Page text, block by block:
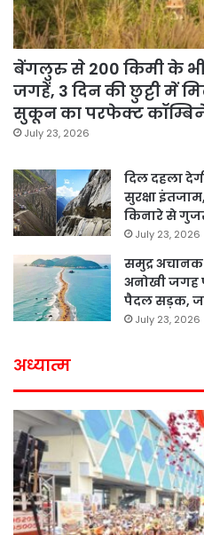
बेंगलुरु से 200 किमी के
जगहें, 3 दिन की छुट्टी में
सुकून का परफेक्ट
July 23, 2026
दिल दहला
सुरक्षा
किनारे से
July 23, 2026
समुद्र अचानक
अनोखी जगह
पैदल सड़क,
July 23, 2026
अध्यात्म